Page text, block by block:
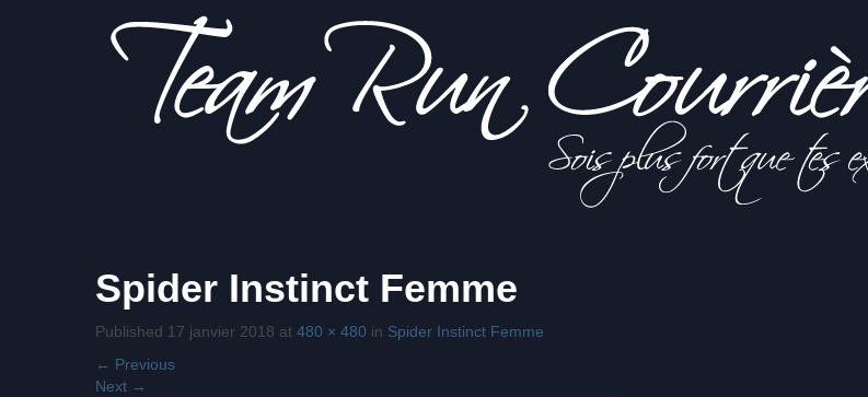
Team Run
plus fort
que tes
Spider Instinct Femme
Published 17 janvier 2018 at 480 × 480 in Spider Instinct Femme
← Previous
Next →